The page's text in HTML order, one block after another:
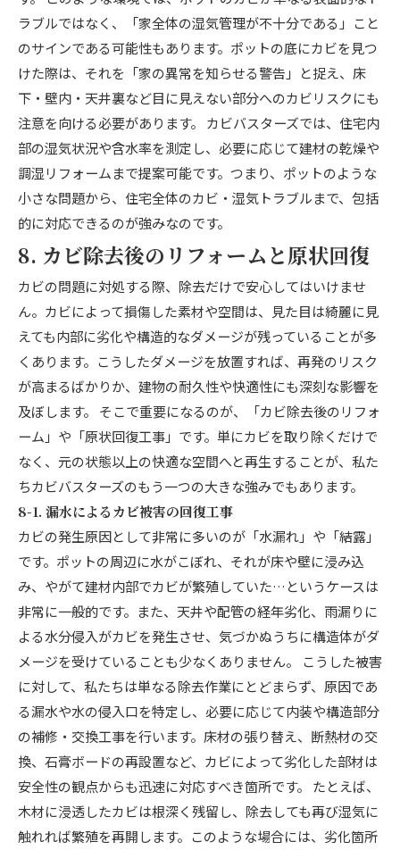
ラブルではなく、「家全体の湿気管理が不十分である」こと
のサインである可能性もあります。ポットの底にカビを見つ
けた際は、それを「家の異常を知らせる警告」と捉え、床
下・壁内・天井裏など目に見えない部分へのカビリスクにも
注意を向ける必要があります。 カビバスターズでは、住宅内
部の湿気状況や含水率を測定し、必要に応じて建材の乾燥や
調湿リフォームまで提案可能です。つまり、ポットのような
小さな問題から、住宅全体のカビ・湿気トラブルまで、包括
的に対応できるのが強みなのです。
8. カビ除去後のリフォームと原状回復
カビの問題に対処する際、除去だけで安心してはいけませ
ん。カビによって損傷した素材や空間は、見た目は綺麗に見
えても内部に劣化や構造的なダメージが残っていることが多
くあります。こうしたダメージを放置すれば、再発のリスク
が高まるばかりか、建物の耐久性や快適性にも深刻な影響を
及ぼします。 そこで重要になるのが、「カビ除去後のリフォ
ーム」や「原状回復工事」です。単にカビを取り除くだけで
なく、元の状態以上の快適な空間へと再生することが、私た
ちカビバスターズのもう一つの大きな強みでもあります。
8-1. 漏水によるカビ被害の回復工事
カビの発生原因として非常に多いのが「水漏れ」や「結露」
です。ポットの周辺に水がこぼれ、それが床や壁に浸み込
み、やがて建材内部でカビが繁殖していた…というケースは
非常に一般的です。また、天井や配管の経年劣化、雨漏りに
よる水分侵入がカビを発生させ、気づかぬうちに構造体がダ
メージを受けていることも少なくありません。 こうした被害
に対して、私たちは単なる除去作業にとどまらず、原因であ
る漏水や水の侵入口を特定し、必要に応じて内装や構造部分
の補修・交換工事を行います。床材の張り替え、断熱材の交
換、石膏ボードの再設置など、カビによって劣化した部材は
安全性の観点からも迅速に対応すべき箇所です。 たとえば、
木材に浸透したカビは根深く残留し、除去しても再び湿気に
触れれば繁殖を再開します。このような場合には、劣化箇所